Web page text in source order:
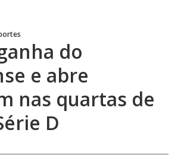
do
e abre
nas quartas de
D